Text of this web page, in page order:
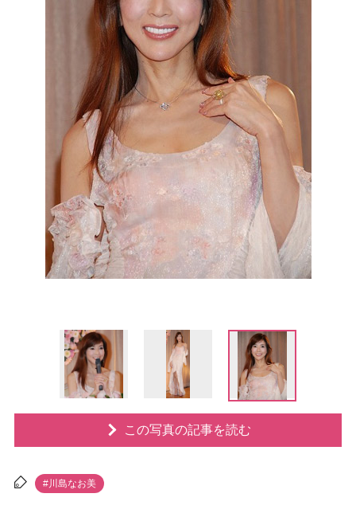
この写真の記事を読む
#川島なお美